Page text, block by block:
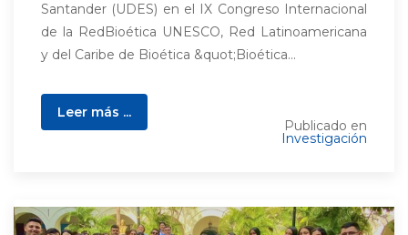
Santander (UDES) en el IX Congreso Internacional
de la RedBioética UNESCO, Red Latinoamericana
y del Caribe de Bioética &quot;Bioética...
Leer más ...
Publicado en
Investigación